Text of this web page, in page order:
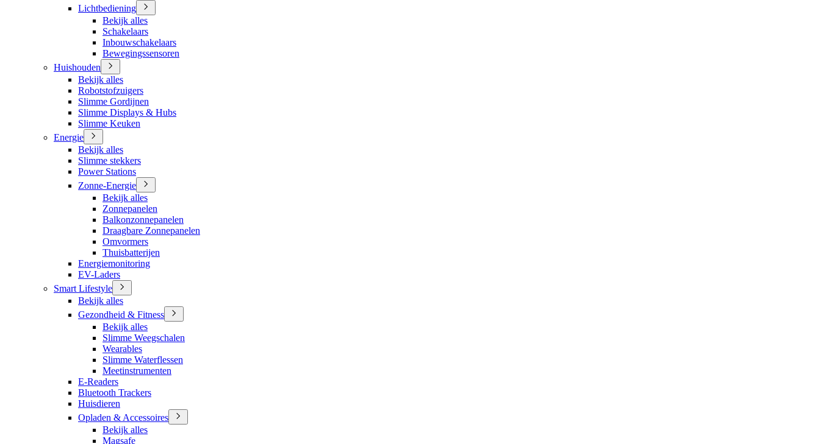
Lichtbediening
Bekijk alles
Schakelaars
Inbouwschakelaars
Bewegingssensoren
Huishouden
Bekijk alles
Robotstofzuigers
Slimme Gordijnen
Slimme Displays & Hubs
Slimme Keuken
Energie
Bekijk alles
Slimme stekkers
Power Stations
Zonne-Energie
Bekijk alles
Zonnepanelen
Balkonzonnepanelen
Draagbare Zonnepanelen
Omvormers
Thuisbatterijen
Energiemonitoring
EV-Laders
Smart Lifestyle
Bekijk alles
Gezondheid & Fitness
Bekijk alles
Slimme Weegschalen
Wearables
Slimme Waterflessen
Meetinstrumenten
E-Readers
Bluetooth Trackers
Huisdieren
Opladen & Accessoires
Bekijk alles
Magsafe